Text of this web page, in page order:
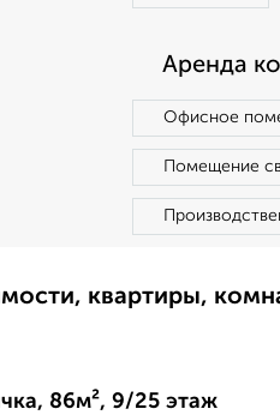
Аренда
Офисное
Помещение
квартиры,
86м², 9/25 этаж